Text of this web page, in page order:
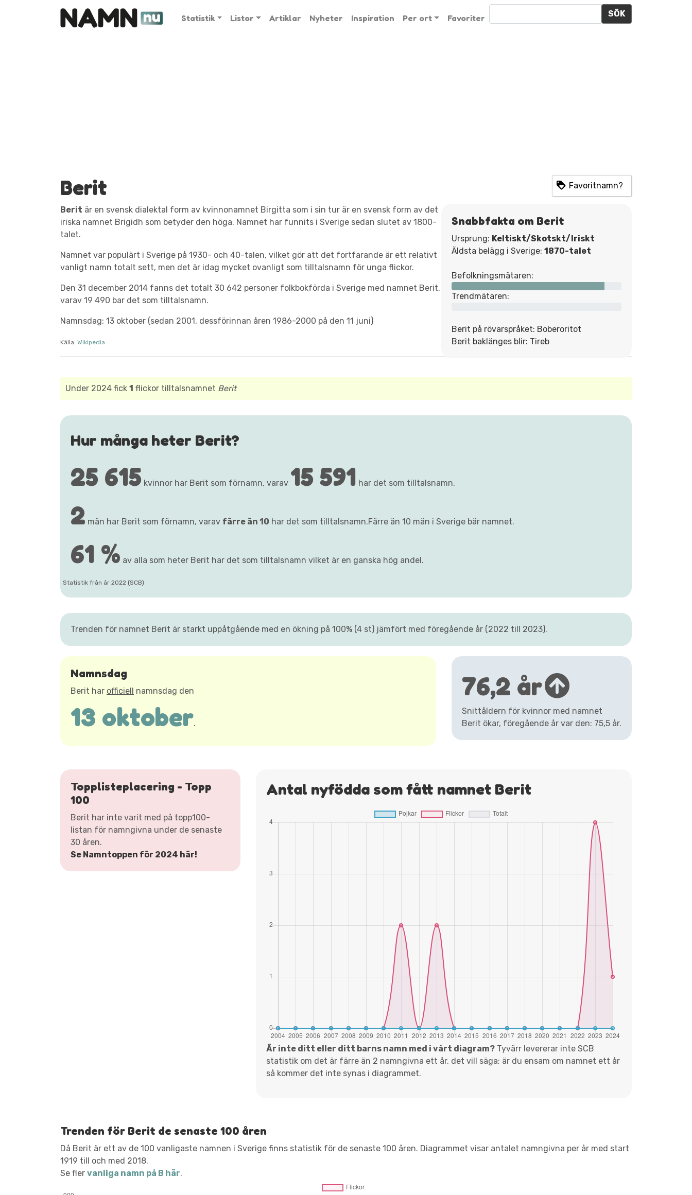
Statistik Listor Artiklar Nyheter Inspiration Per ort Favoriter SÖK
Berit Favoritnamn?
Snabbfakta om Berit
Ursprung: Keltiskt/Skotskt/Iriskt
Äldsta belägg i Sverige:1870-talet
Befolkningsmätaren:
Trendmätaren:
Berit på rövarspråket: Boberoritot
Berit baklänges blir: Tireb
Berit är en svensk dialektal form av kvinnonamnet Birgitta som i sin tur är en svensk form av det
iriska namnet Brigidh som betyder den höga. Namnet har funnits i Sverige sedan slutet av 1800-
talet.
Namnet var populärt i Sverige på 1930- och 40-talen, vilket gör att det fortfarande är ett relativt
vanligt namn totalt sett, men det är idag mycket ovanligt som tilltalsnamn för unga flickor.
Den 31 december 2014 fanns det totalt 30 642 personer folkbokförda i Sverige med namnet Berit,
varav 19 490 bar det som tilltalsnamn.
Namnsdag: 13 oktober (sedan 2001, dessförinnan åren 1986-2000 på den 11 juni)
Källa: Wikipedia
Under 2024 fick 1 flickor tilltalsnamnet Berit
Hur många heter Berit?
25 615 kvinnor har Berit som förnamn, varav 15 591 har det som tilltalsnamn.
2 män har Berit som förnamn, varav färre än 10 har det som tilltalsnamn.Färre än 10 män i Sverige bär namnet.
61 % av alla som heter Berit har det som tilltalsnamn vilket är en ganska hög andel.
Statistik från år 2022 (SCB)
Trenden för namnet Berit är starkt uppåtgående med en ökning på 100% (4 st) jämfört med föregående år (2022 till 2023).
Namnsdag
Berit har officiell namnsdag den
13 oktober.
76,2 år
Snittåldern för kvinnor med namnet
Berit ökar, föregående år var den: 75,5 år.
Topplisteplacering - Topp
100
Berit har inte varit med på topp100-
listan för namngivna under de senaste
30 åren.
Se Namntoppen för 2024 här!
Antal nyfödda som fått namnet Berit
Är inte ditt eller ditt barns namn med i vårt diagram?Tyvärr levererar inte SCB
statistik om det är färre än 2 namngivna ett år, det vill säga; är du ensam om namnet ett år
så kommer det inte synas i diagrammet.
Trenden för Berit de senaste 100 åren
Då Berit är ett av de 100 vanligaste namnen i Sverige finns statistik för de senaste 100 åren. Diagrammet visar antalet namngivna per år med start
1919 till och med 2018.
Se fler vanliga namn på B här.